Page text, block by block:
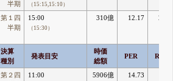
半期
（15:15,15:10）
第１四
半期
15:00
（15:30）
310億 12.17
決算
種別
発表目安
時価
総額
PER ROE
第２四
11:00 5906億 14.73